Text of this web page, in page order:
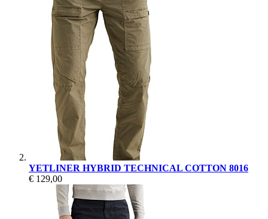
YETLINER HYBRID TECHNICAL COTTON 8016
€ 129,00